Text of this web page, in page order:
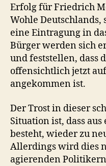
Erfolg für Friedrich
Wohle
eine Eintragung in
Bürger werden sich
und feststellen, dass
offensichtlich jetzt
angekommen ist.
Der Trost in dieser
Situation ist, dass
besteht, wieder zu
Allerdings wird dies
agierenden